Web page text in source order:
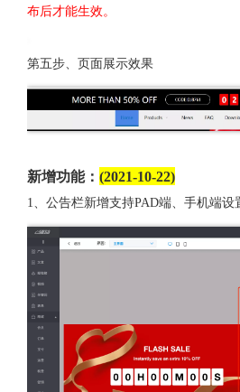
布后才能生效。
第五步、页面展示效果
新增功能： (2021-10-22)
1、公告栏新增支持PAD端、手机端设